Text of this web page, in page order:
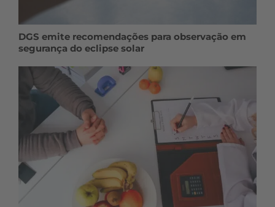
DGS emite recomendações para observação em
segurança do eclipse solar